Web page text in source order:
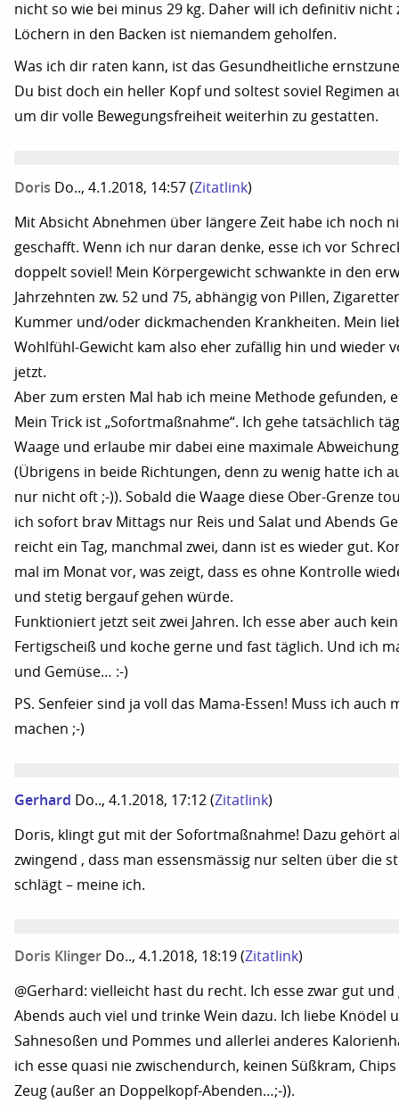
nicht so wie bei minus 29 kg. Daher will ich definitiv
Löchern in den Backen ist niemandem geholfen.
Was ich dir raten kann, ist das Gesundheitliche
Du bist doch ein heller Kopf und soltest soviel Regimen
um dir volle Bewegungsfreiheit weiterhin zu gestatten.
Doris Do.., 4.1.2018, 14:57 (Zitatlink)
Mit Absicht Abnehmen über längere Zeit habe ich noch
geschafft. Wenn ich nur daran denke, esse ich vor
doppelt soviel! Mein Körpergewicht schwankte in den
Jahrzehnten zw. 52 und 75, abhängig von Pillen,
Kummer und/oder dickmachenden Krankheiten. Mein
Wohlfühl-Gewicht kam also eher zufällig hin und wieder
jetzt.
Aber zum ersten Mal hab ich meine Methode gefunden,
Mein Trick ist „Sofortmaßnahme“. Ich gehe tatsächlich
Waage und erlaube mir dabei eine maximale
(Übrigens in beide Richtungen, denn zu wenig hatte ich
nur nicht oft ;-)). Sobald die Waage diese Ober-Grenze
ich sofort brav Mittags nur Reis und Salat und Abends
reicht ein Tag, manchmal zwei, dann ist es wieder gut.
mal im Monat vor, was zeigt, dass es ohne Kontrolle
und stetig bergauf gehen würde.
Funktioniert jetzt seit zwei Jahren. Ich esse aber auch
Fertigscheiß und koche gerne und fast täglich. Und ich
und Gemüse… :-)
PS. Senfeier sind ja voll das Mama-Essen! Muss ich auch
machen ;-)
Gerhard Do.., 4.1.2018, 17:12 (Zitatlink)
Doris, klingt gut mit der Sofortmaßnahme! Dazu gehört
zwingend , dass man essensmässig nur selten über die
schlägt – meine ich.
Doris Klinger Do.., 4.1.2018, 18:19 (Zitatlink)
@Gerhard: vielleicht hast du recht. Ich esse zwar gut
Abends auch viel und trinke Wein dazu. Ich liebe Knödel
Sahnesoßen und Pommes und allerlei anderes
ich esse quasi nie zwischendurch, keinen Süßkram,
Zeug (außer an Doppelkopf-Abenden…;-)).